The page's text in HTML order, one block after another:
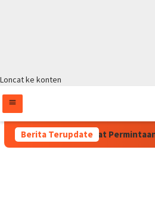
Loncat ke konten
Berita Terupdate
WPA: Surat Permintaan